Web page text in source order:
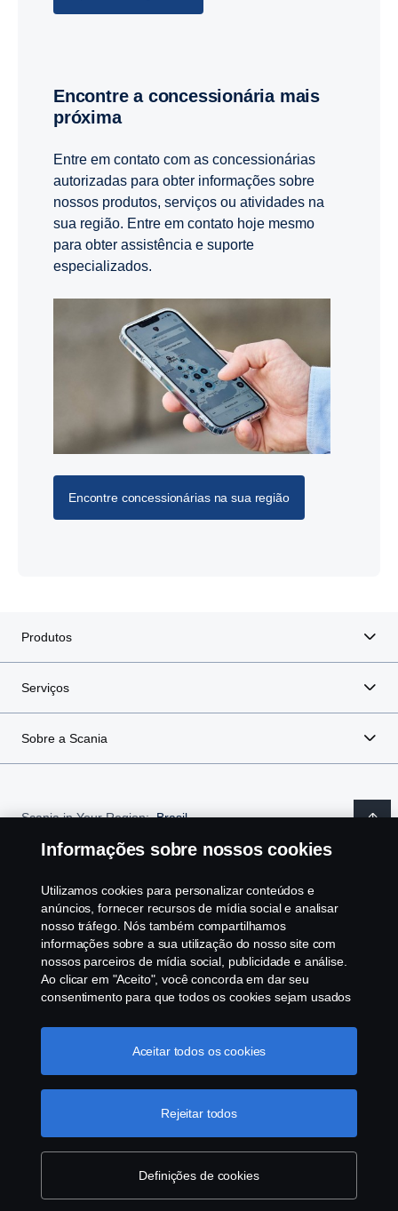
Encontre a concessionária mais
próxima
Entre em contato com as concessionárias
autorizadas para obter informações sobre
nossos produtos, serviços ou atividades na
sua região. Entre em contato hoje mesmo
para obter assistência e suporte
especializados.
Encontre concessionárias na sua região
Produtos
Serviços
Sobre a Scania
Scania in Your Region: Brasil
Aviso Legal
Declaração de Privacidade
Contato
Programa de Rotulagem Veicular
Informações sobre nossos cookies
Utilizamos cookies para personalizar conteúdos e
anúncios, fornecer recursos de mídia social e analisar
nosso tráfego. Nós também compartilhamos
informações sobre a sua utilização do nosso site com
nossos parceiros de mídia social, publicidade e análise.
Ao clicar em "Aceito", você concorda em dar seu
consentimento para que todos os cookies sejam usados
gerenciar a utilização dos cookies clicando em
"Configurações de cookies" e selecionando as
ser encontrada clicando no link abaixo deste texto ou em
“declaração de privacidade". Mais informações sobre a
sua privacidade
Definições de cookies
Rejeitar todos
Aceitar todos os cookies